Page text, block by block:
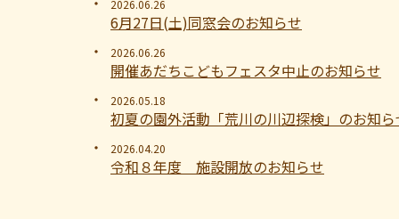
2026.06.26
6月27日(土)同窓会のお知らせ
2026.06.26
開催あだちこどもフェスタ中止のお知らせ
2026.05.18
初夏の園外活動「荒川の川辺探検」のお知
2026.04.20
令和８年度 施設開放のお知らせ